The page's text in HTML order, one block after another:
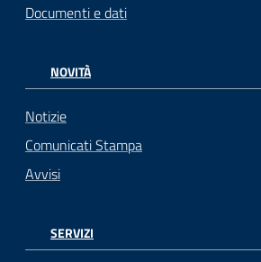
Documenti e dati
NOVITÀ
Notizie
Comunicati Stampa
Avvisi
SERVIZI